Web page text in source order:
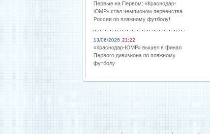
Первые на Первом: «Краснодар-
ЮМР» стал чемпионом первенства
России по пляжному футболу!
13/06/2026 21:22
«Краснодар-ЮМР» вышел в финал
Первого дивизиона по пляжному
футболу